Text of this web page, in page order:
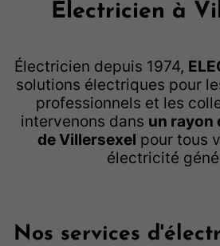
Électricien à
Électricien depuis 1974,
solutions électriques pour
professionnels et les
intervenons dans un rayon
de Villersexel pour tous
électricité
Nos services